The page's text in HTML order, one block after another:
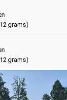
grams)
grams)